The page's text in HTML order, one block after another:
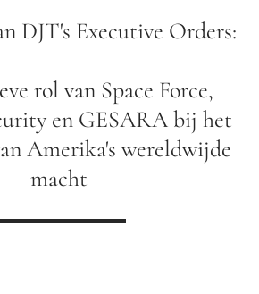
DJT's Executive Orders:
rol van Space Force,
en GESARA bij het
Amerika's wereldwijde
macht